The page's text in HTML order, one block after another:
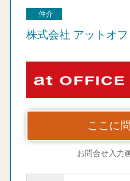
仲介
株式会社 アットオフ
ここに
お問合せ入力